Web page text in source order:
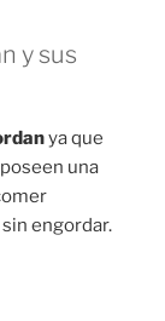
y sus
ya que
una
engordar.